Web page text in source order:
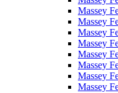
Massey
Massey
Massey
Massey
Massey
Massey
Massey
Massey